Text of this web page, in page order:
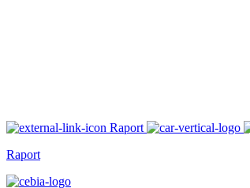
Raport
Raport